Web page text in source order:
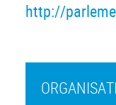
http://